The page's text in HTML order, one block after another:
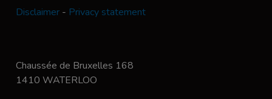
Disclaimer - Privacy statement
Chaussée de Bruxelles 168
1410 WATERLOO